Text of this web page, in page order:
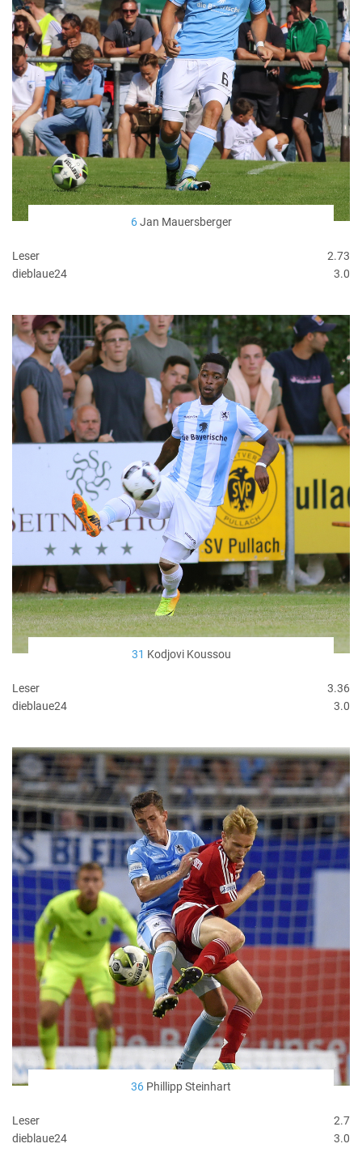
6Jan Mauersberger
Leser
2.73
dieblaue24
3.0
31 Kodjovi Koussou
Leser
3.36
dieblaue24
3.0
36 Phillipp Steinhart
Leser
2.7
dieblaue24
3.0